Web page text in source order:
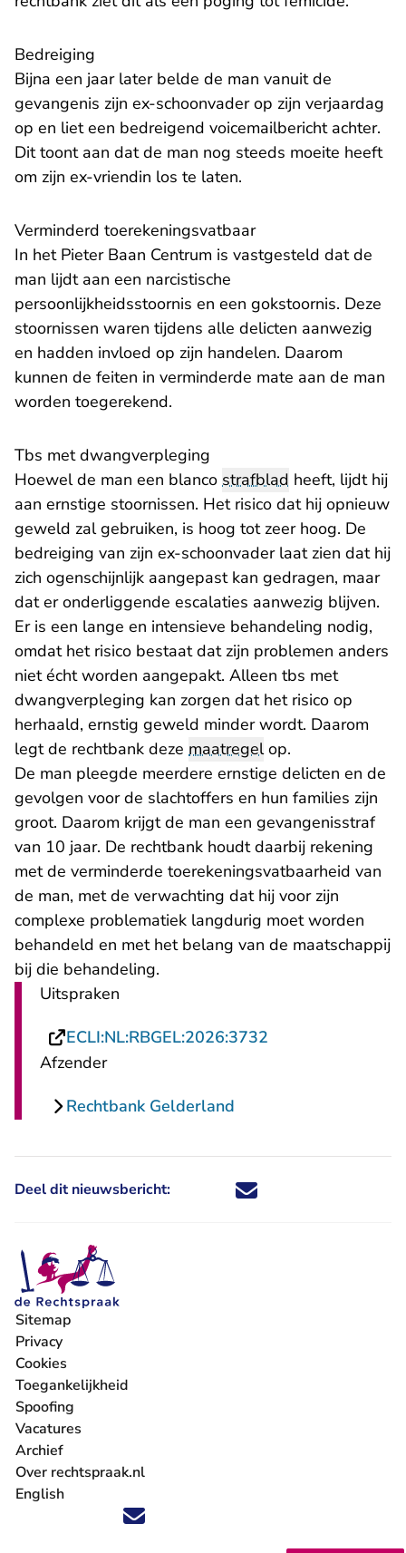
Bedreiging
Bijna een jaar later belde de man vanuit de
gevangenis zijn ex-schoonvader op zijn verjaardag
op en liet een bedreigend voicemailbericht achter.
Dit toont aan dat de man nog steeds moeite heeft
om zijn ex-vriendin los te laten.
Verminderd toerekeningsvatbaar
In het Pieter Baan Centrum is vastgesteld dat de
man lijdt aan een narcistische
persoonlijkheidsstoornis en een gokstoornis. Deze
stoornissen waren tijdens alle delicten aanwezig
en hadden invloed op zijn handelen. Daarom
kunnen de feiten in verminderde mate aan de man
worden toegerekend.
Tbs met dwangverpleging
Hoewel de man een blanco strafblad heeft, lijdt hij
aan ernstige stoornissen. Het risico dat hij opnieuw
geweld zal gebruiken, is hoog tot zeer hoog. De
bedreiging van zijn ex-schoonvader laat zien dat hij
zich ogenschijnlijk aangepast kan gedragen, maar
dat er onderliggende escalaties aanwezig blijven.
Er is een lange en intensieve behandeling nodig,
omdat het risico bestaat dat zijn problemen anders
niet écht worden aangepakt. Alleen tbs met
dwangverpleging kan zorgen dat het risico op
herhaald, ernstig geweld minder wordt. Daarom
legt de rechtbank deze maatregelop.
De man pleegde meerdere ernstige delicten en de
gevolgen voor de slachtoffers en hun families zijn
groot. Daarom krijgt de man een gevangenisstraf
van 10 jaar. De rechtbank houdt daarbij rekening
met de verminderde toerekeningsvatbaarheid van
de man, met de verwachting dat hij voor zijn
complexe problematiek langdurig moet worden
behandeld en met het belang van de maatschappij
bij die behandeling.
Uitspraken
ECLI:NL:RBGEL:2026:3732
Afzender
Rechtbank Gelderland
Deel dit nieuwsbericht: Deel dit nieuwsbericht via X -
Deel dit nieuwsbericht via
Deel dit nieuwsbericht
Deel dit
Volg ons op X (Twitter) - U verlaat Rechtspraak.nl
Volg ons op Facebook - U verlaat Rechtspraak.nl
Volg ons op Instagram - U verlaat Rechtspraak.nl
Volg ons op Youtube - U verlaat Rechtspraak.nl
Volg ons op LinkedIn - U verlaat
'Blijf op de hoogte' nieuwsbrief - U verlaat
Sitemap
Privacy
Cookies
Toegankelijkheid
Spoofing
Vacatures
- U verlaat Rechtspraak.nl
Archief
Over rechtspraak.nl
English